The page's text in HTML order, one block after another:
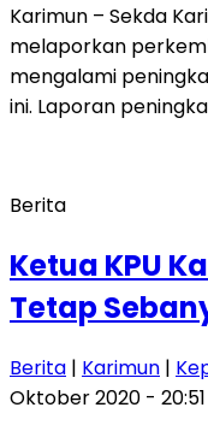
Karimun – Sekda
melaporkan
mengalami
ini. Laporan
Berita
Ketua KPU
Tetap
Berita | Karimun |
Oktober 2020 - 20:51